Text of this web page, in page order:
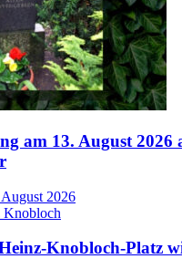
am 13. August 2026
2026
Knobloch-Platz